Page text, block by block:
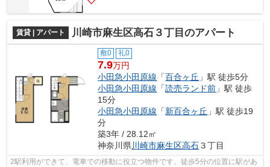
賃貸 | アパート 川崎市麻生区高石３丁目のアパート
敷0 礼0
7.9万円
小田急小田原線 「百合ヶ丘 」駅 徒歩5分
小田急小田原線 「読売ランド前 」駅 徒歩
15分
小田急小田原線 「新百合ヶ丘 」駅 徒歩19
分
築3年 / 28.12㎡
神奈川県川崎市麻生区高石３丁目
2駅利用ができて、電車での移動に役立つ物件です。徒歩5分の位置に駅があ